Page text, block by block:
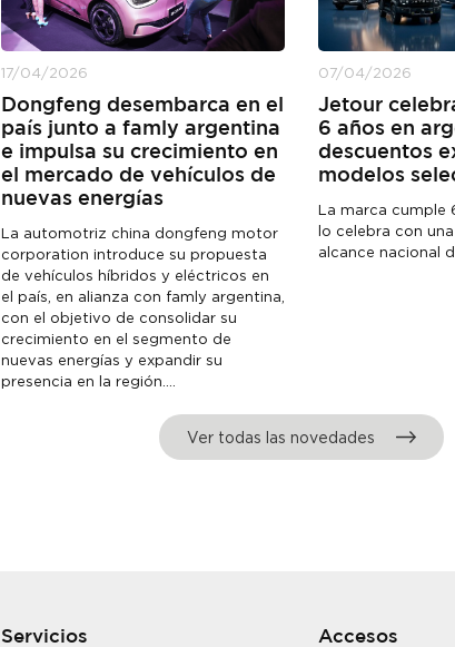
17/04/2026
Dongfeng desembarca en el
país junto a famly argentina
e impulsa su crecimiento en
el mercado de vehículos de
nuevas energías
La automotriz china dongfeng motor
corporation introduce su propuesta
de vehículos híbridos y eléctricos en
el país, en alianza con famly argentina,
con el objetivo de consolidar su
crecimiento en el segmento de
nuevas energías y expandir su
presencia en la región....
07/04/2026
Jetour
6 años en
descuentos
modelos
La marca cumple
lo celebra con
alcance nacional
Ver todas las novedades
Servicios Accesos